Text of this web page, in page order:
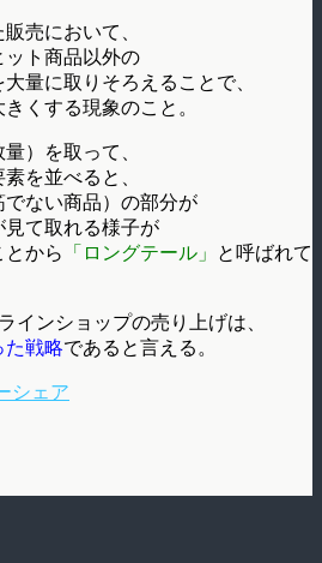
売において、
ト商品以外の
量に取りそろえることで、
くする現象のこと。
）を取って、
を並べると、
ない商品）の部分が
て取れる様子が
から 「ロングテール」 と呼ばれて
インショップの売り上げは、
た戦略であると言える。
シェア